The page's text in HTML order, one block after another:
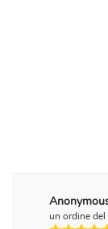
sviluppato
creazione e
seguenti
È possibile
fronte/retro.
che
un ordine